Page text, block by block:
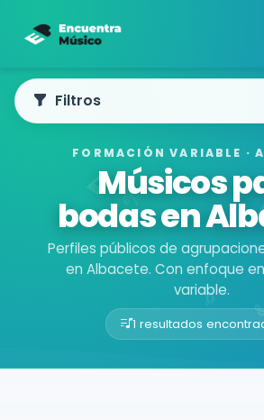
FORMACIÓN VARIABLE ·
Músicos
bodas en
Perfiles públicos de
en Albacete. Con enfoque
variable.
1 resultados
Buscador de músicos
Filtros